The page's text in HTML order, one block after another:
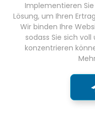
Implementieren
Lösung, um Ihren
Wir binden Ihre
sodass Sie sich
konzentrieren